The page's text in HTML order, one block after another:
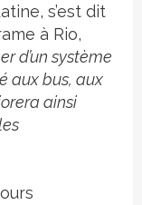
s’est dit
à Rio,
d’un système
aux bus, aux
ainsi